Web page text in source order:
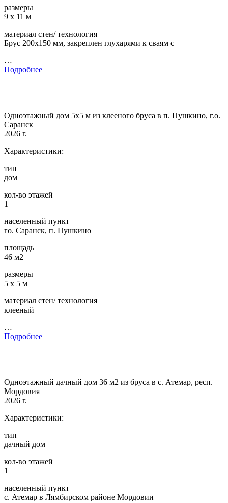
размеры
9 х 11 м
материал стен/ технология
Брус 200х150 мм, закреплен глухарями к сваям с
…
Подробнее
Одноэтажный дом 5х5 м из клееного бруса в п. Пушкино, г.о.
Саранск
2026 г.
Характеристики:
тип
дом
кол-во этажей
1
населенный пункт
го. Саранск, п. Пушкино
площадь
46 м2
размеры
5 х 5 м
материал стен/ технология
клееный
…
Подробнее
Одноэтажный дачный дом 36 м2 из бруса в с. Атемар, респ.
Мордовия
2026 г.
Характеристики:
тип
дачный дом
кол-во этажей
1
населенный пункт
с. Атемар в Лямбирском районе Мордовии